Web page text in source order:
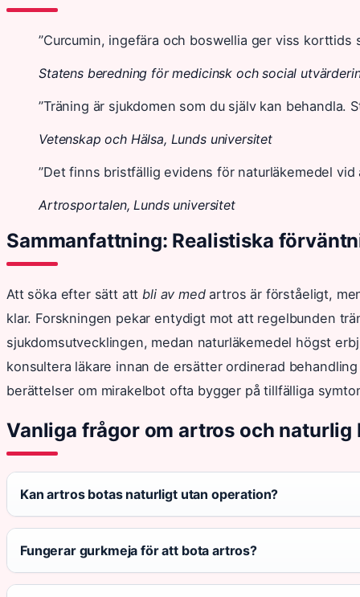
”Curcumin, ingefära och boswellia ger viss
Statens beredning för medicinsk och social
”Träning är sjukdomen som du själv kan behandla.
Vetenskap och Hälsa, Lunds universitet
”Det finns bristfällig evidens för naturläkemedel
Artrosportalen, Lunds universitet
Sammanfattning: Realistiska
Att söka efter sätt att bli av medartros är förståeligt,
klar. Forskningen pekar entydigt mot att regelbunden
sjukdomsutvecklingen, medan naturläkemedel högst
konsultera läkare innan de ersätter ordinerad
berättelser om mirakelbot ofta bygger på tillfälliga
Vanliga frågor om artros och naturlig
Kan artros botas naturligt utan operation?
Fungerar gurkmeja för att bota artros?